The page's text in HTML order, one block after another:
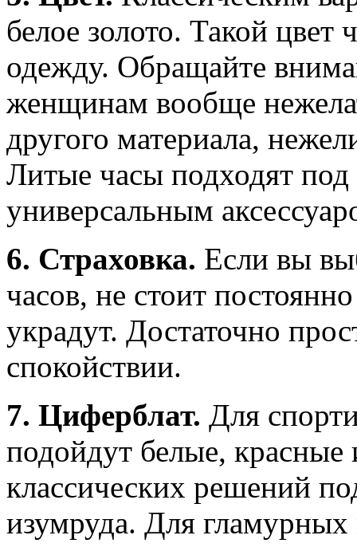
белое золото. Такой
одежду. Обращайте
женщинам вообще
другого материала,
Литые часы подходят
универсальным
6. Страховка. Если вы
часов, не стоит
украдут. Достаточно
спокойствии.
7. Циферблат. Для
подойдут белые,
классических решений
изумруда. Для